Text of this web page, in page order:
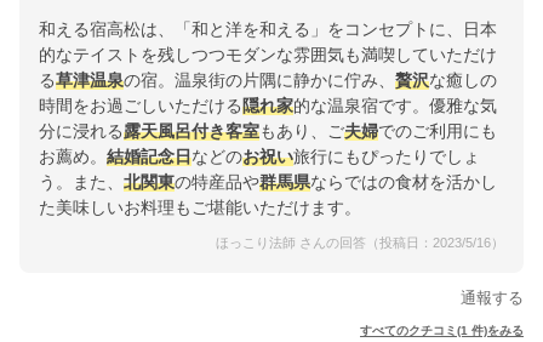
和える宿高松は、「和と洋を和える」をコンセプトに、日本
的なテイストを残しつつモダンな雰囲気も満喫していただけ
る草津温泉の宿。温泉街の片隅に静かに佇み、 贅沢な癒しの
時間をお過ごしいただける隠れ家的な温泉宿です。優雅な気
分に浸れる露天風呂付き客室もあり、ご夫婦でのご利用にも
お薦め。 結婚記念日などのお祝い旅行にもぴったりでしょ
う。また、 北関東の特産品や群馬県ならではの食材を活かし
た美味しいお料理もご堪能いただけます。
ほっこり法師 さんの回答（投稿日：2023/5/16）
通報する
すべてのクチコミ(1 件)をみる